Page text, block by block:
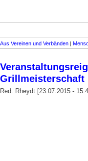
Aus Vereinen und Verbänden |
Grillmeisterschaft
Red. Rheydt [23.07.2015 -